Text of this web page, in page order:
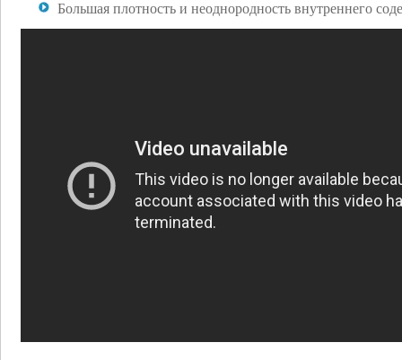
Большая плотность и неоднородность внутреннего